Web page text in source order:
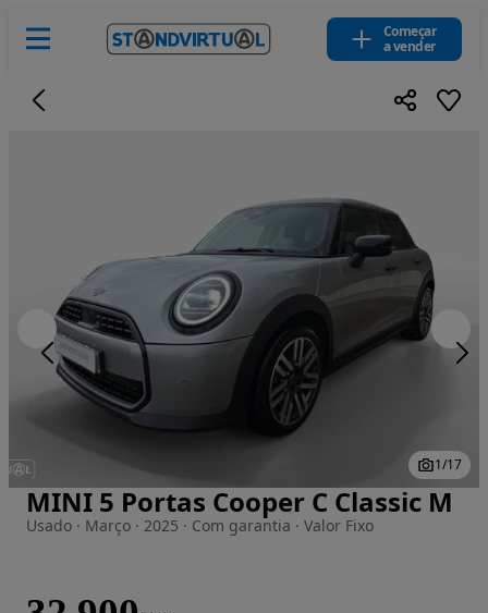
Começar
a vender
Imagem 1 de 17
1/17
MINI 5 Portas Cooper C Classic M
Usado · Março · 2025 · Com garantia · Valor Fixo